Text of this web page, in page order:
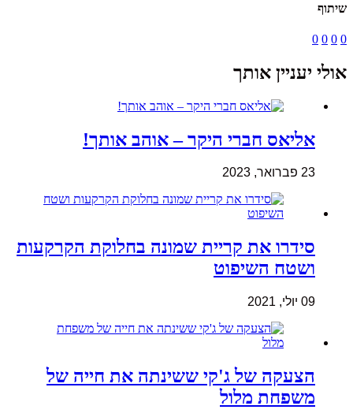
שיתוף
0
0
0
0
אולי יעניין אותך
אליאס חברי היקר – אוהב אותך!
23 פברואר, 2023
סידרו את קריית שמונה בחלוקת הקרקעות
ושטח השיפוט
09 יולי, 2021
הצעקה של ג'קי ששינתה את חייה של
משפחת מלול